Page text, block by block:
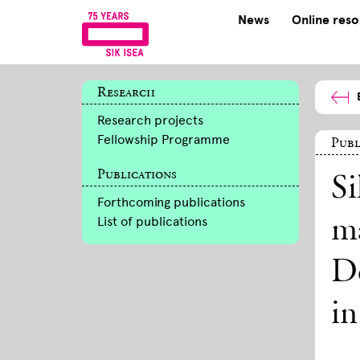
News Online
Research
Research projects
Fellowship Programme
Publications
Forthcoming publications
List of publications